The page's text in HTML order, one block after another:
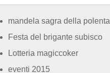
mandela sagra della polenta
Festa del brigante subisco
Lotteria magiccoker
eventi 2015